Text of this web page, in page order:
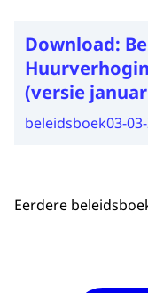
Download:
(versie
beleidsboek03-
Eerdere